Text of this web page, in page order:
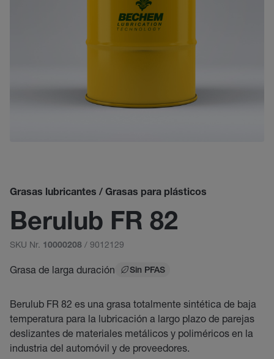
Grasas lubricantes / Grasas para plásticos
Berulub FR 82
SKU Nr. 10000208 / 9012129
Grasa de larga duración Sin PFAS
Berulub FR 82 es una grasa totalmente sintética de baja
temperatura para la lubricación a largo plazo de parejas
deslizantes de materiales metálicos y poliméricos en la
industria del automóvil y de proveedores.